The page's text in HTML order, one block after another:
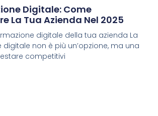
Digitale: Come
La Tua Azienda Nel 2025
digitale della tua azienda La
non è più un’opzione, ma una
competitivi